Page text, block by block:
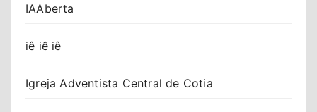
IAAberta
iê iê iê
Igreja Adventista Central de Cotia